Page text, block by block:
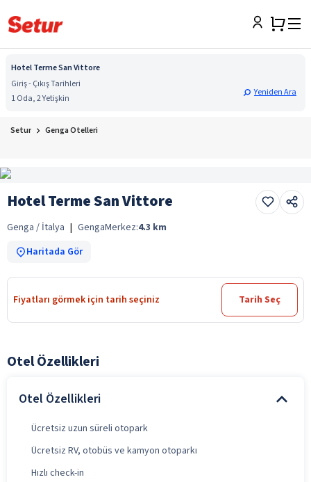
Hotel Terme San Vittore
Giriş - Çıkış Tarihleri
1 Oda, 2 Yetişkin
Yeniden Ara
Setur Genga Otelleri
Hotel Terme San Vittore
Genga / İtalya | GengaMerkez:4.3 km
Haritada Gör
Fiyatları görmek için tarih seçiniz Tarih Seç
Otel Özellikleri
Otel Özellikleri
Ücretsiz uzun süreli otopark
Ücretsiz RV, otobüs ve kamyon otoparkı
Hızlı check-in